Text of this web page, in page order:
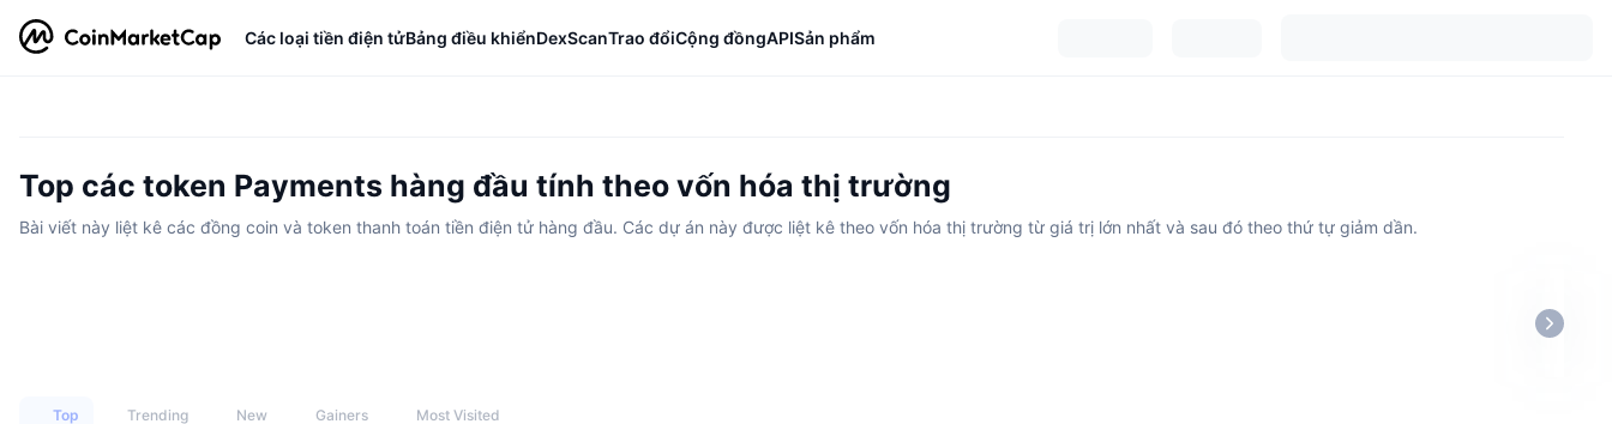
Các loại tiền điện tửBảng điều khiểnDexScanTrao đổiCộng đồngAPISản phẩm
Top các token Payments hàng đầu tính theo vốn hóa thị trường
Bài viết này liệt kê các đồng coin và token thanh toán tiền điện tử hàng đầu. Các dự án này được liệt kê theo vốn hóa thị trường từ giá trị lớn nhất và sau đó theo thứ tự giảm dần.
Top Trending New Gainers Most Visited